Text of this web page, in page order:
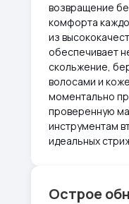
возвращение
комфорта
из
обеспечивает
скольжение,
волосами и
моментально
проверенную
инструментам
идеальных
Острое